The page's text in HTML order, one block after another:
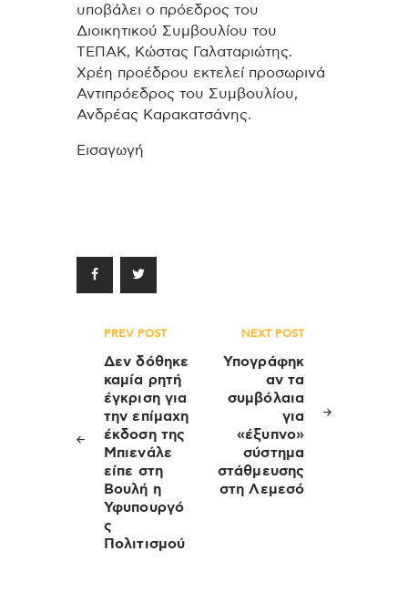
υποβάλει ο πρόεδρος του
Διοικητικού Συμβουλίου του
ΤΕΠΑΚ, Κώστας Γαλαταριώτης.
Χρέη προέδρου εκτελεί προσωρινά
Αντιπρόεδρος του Συμβουλίου,
Ανδρέας Καρακατσάνης.
Εισαγωγή
Πλοήγηση
άρθρων
PREV POST
Δεν δόθηκε
καμία ρητή
έγκριση για
την επίμαχη
έκδοση της
Μπιενάλε
είπε στη
Βουλή η
Υφυπουργό
ς
Πολιτισμού
NEXT POST
Υπογράφηκ
αν τα
συμβόλαια
για
«έξυπνο»
σύστημα
στάθμευσης
στη Λεμεσό